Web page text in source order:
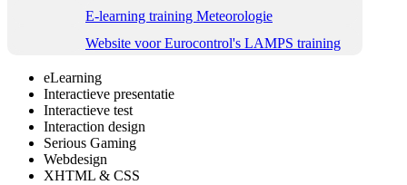
E-learning training Meteorologie
Website voor Eurocontrol's LAMPS training
eLearning
Interactieve presentatie
Interactieve test
Interaction design
Serious Gaming
Webdesign
XHTML & CSS